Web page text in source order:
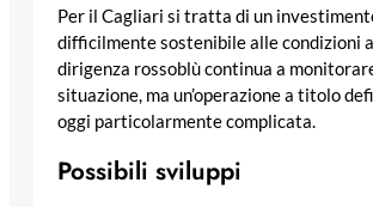
Per il Cagliari si tratta di un
difficilmente sostenibile alle condizioni
dirigenza rossoblù continua a
situazione, ma un’operazione a titolo
oggi particolarmente complicata.
Possibili sviluppi